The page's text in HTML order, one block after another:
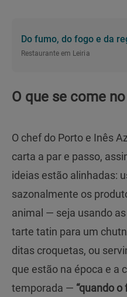
Do fumo, do fogo e da
Restaurante em Leiria
O que se come
O chef do Porto e Inês
carta a par e passo,
ideias estão alinhadas:
sazonalmente os
animal — seja usando
tarte tatin para um
ditas croquetas, ou
que estão na época e a
temporada — “quando